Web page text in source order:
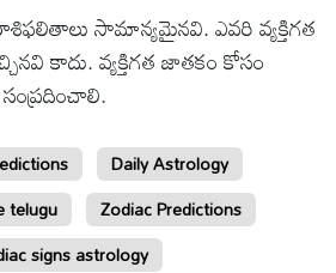
సామాన్యమైనవి. ఎవరి వ్యక్తిగత
కాదు. వ్యక్తిగత జాతకం కోసం
Daily Astrology
telugu
Zodiac Predictions
signs astrology